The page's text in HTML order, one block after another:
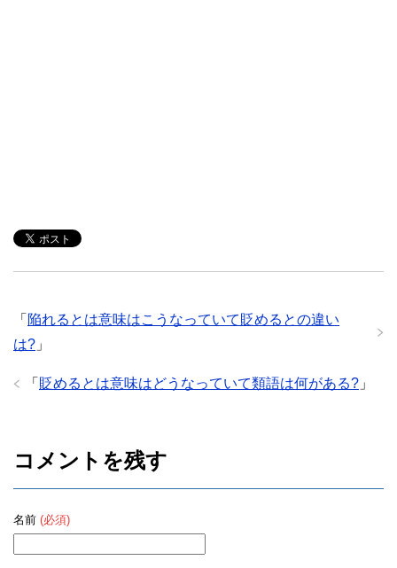
「 陥れるとは意味はこうなっていて貶めるとの違い
は? 」
「 貶めるとは意味はどうなっていて類語は何がある? 」
コメントを残す
名前 (必須)